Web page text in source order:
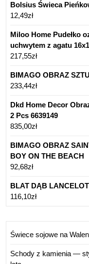
Bolsius Świeca
12,49zł
Miloo Home Pudełko
uchwytem z agatu
217,55zł
BIMAGO OBRAZ
233,44zł
Dkd Home Decor
2 Pcs 6639149
835,00zł
BIMAGO OBRAZ
BOY ON THE BEACH
92,68zł
BLAT DĄB
116,10zł
Świece sojowe na
Schody z kamienia —